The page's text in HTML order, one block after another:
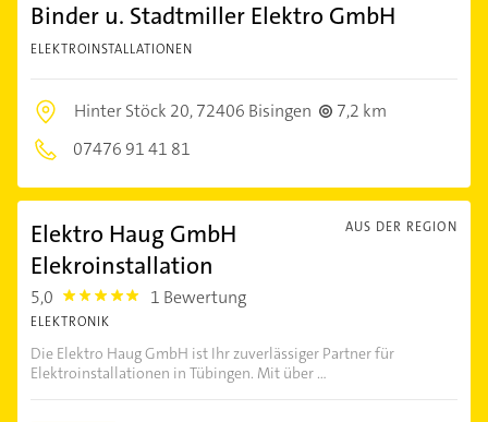
Binder u. Stadtmiller Elektro GmbH
ELEKTROINSTALLATIONEN
Hinter Stöck 20,72406 Bisingen
7,2 km
07476 91 41 81
AUS DER REGION
Elektro Haug GmbH
Elekroinstallation
5,0 5.0 1 Bewertung
ELEKTRONIK
Die Elektro Haug GmbH ist Ihr zuverlässiger Partner für
Elektroinstallationen in Tübingen. Mit über ...